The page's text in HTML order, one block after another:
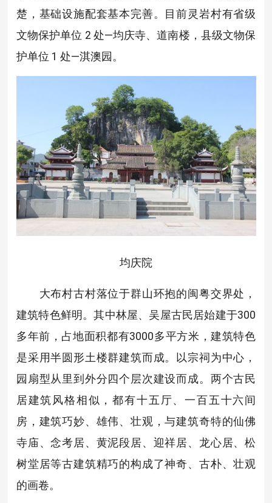
楚，基础设施配套基本完善。目前灵岩村有省级
文物保护单位 2 处—均庆寺、道南楼，县级文物保
护单位 1 处—淇澳园。
均庆院
大布村古村落位于群山环抱的闽粤交界处，
建筑特色鲜明。其中林屋、吴屋古民居始建于300
多年前，占地面积都有3000多平方米，建筑特色
是采用半圆形土楼群建筑而成。以宗祠为中心，
园扇型从里到外分四个层次建设而成。两个古民
居建筑风格相似，都有十五厅、一百五十六间
房，建筑巧妙、雄伟、壮观，与建筑奇特的仙佛
寺庙、念考居、黄泥段居、迎祥居、龙心居、松
树堂居等古建筑精巧的构成了神奇、古朴、壮观
的画卷。